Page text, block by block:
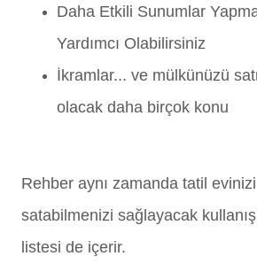
Daha Etkili Sunumlar
Yardımcı Olabilirsiniz
İkramlar... ve mülkünüzü
olacak daha birçok konu
Rehber aynı zamanda tatil
satabilmenizi sağlayacak
listesi de içerir.